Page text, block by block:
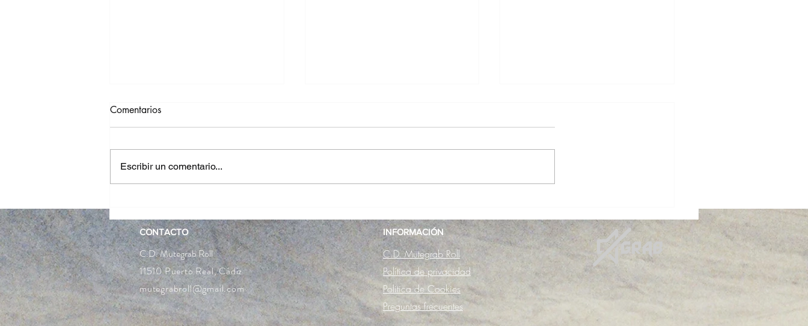
Introduction
Worapoj Boonnim's Signature
Skates
| Aggressive Inline Skating in
Barcelona
Comentarios
Escribir un comentario...
CONTACTO
C.D. Mutegrab Roll
11510 Puerto Real, Cádiz
mutegrabroll@gmail.com
INFORMACIÓN
C.D. Mutegrab Roll
Política de privacidad
Politica de Cookies
Preguntas frecuentes